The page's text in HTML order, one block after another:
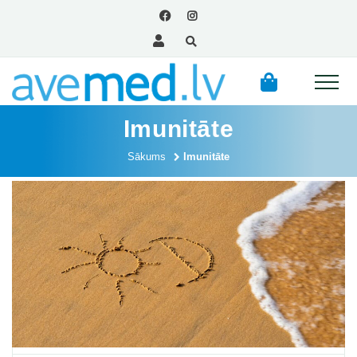
Imunitāte
Sākums Imunitāte
Posts
1 2 … 4
Kategorijas